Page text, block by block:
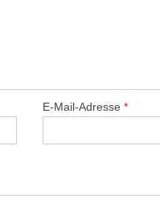
E-Mail-Adresse*